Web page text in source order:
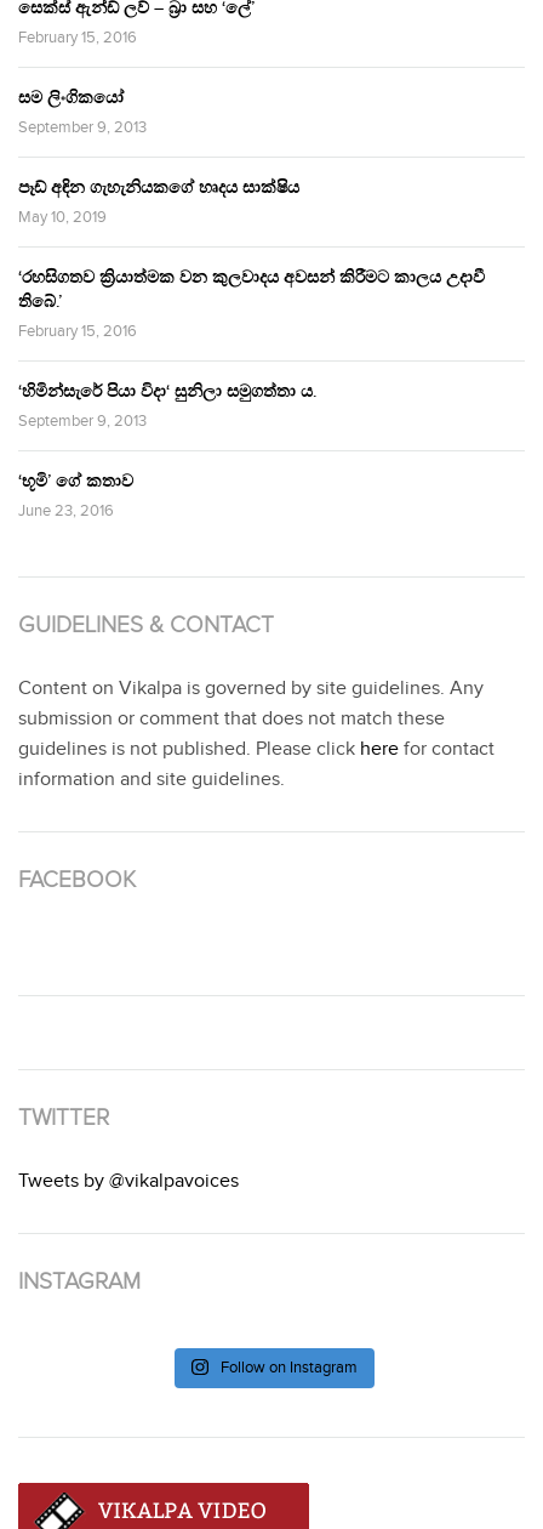
සෙක්ස් ඇන්ඩ් ලව් – බ්‍රා සහ ‘ලේ’
February 15, 2016
සම ලිංගිකයෝ
September 9, 2013
පෑඩ් අඳින ගැහැනියකගේ හෘදය සාක්ෂිය
May 10, 2019
‘රහසිගතව ක්‍රියාත්මක වන කුලවාදය අවසන් කිරීමට කාලය උදාවී
තිබේ.’
February 15, 2016
‘හිමින්සැරේ පියා විදා‘ සුනිලා සමුගත්තා ය.
September 9, 2013
‘භූමි’ ගේ කතාව
June 23, 2016
GUIDELINES & CONTACT
Content on Vikalpa is governed by site guidelines. Any
submission or comment that does not match these
guidelines is not published. Please click here for contact
information and site guidelines.
FACEBOOK
TWITTER
Tweets by @vikalpavoices
INSTAGRAM
Follow on Instagram